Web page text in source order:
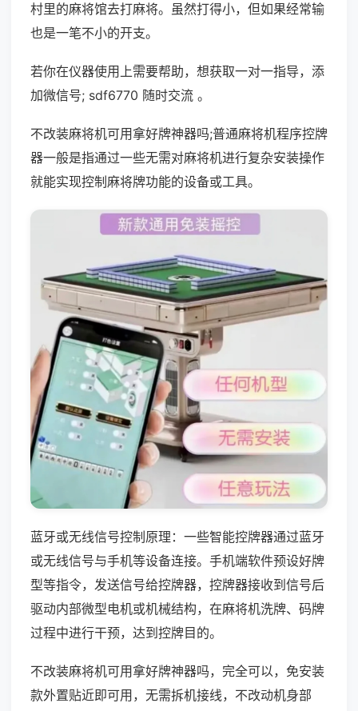
村里的麻将馆去打麻将。虽然打得小，但如果经常输
也是一笔不小的开支。
若你在仪器使用上需要帮助，想获取一对一指导，添
加微信号; sdf6770 随时交流 。
不改装麻将机可用拿好牌神器吗;普通麻将机程序控牌
器一般是指通过一些无需对麻将机进行复杂安装操作
就能实现控制麻将牌功能的设备或工具。
蓝牙或无线信号控制原理：一些智能控牌器通过蓝牙
或无线信号与手机等设备连接。手机端软件预设好牌
型等指令，发送信号给控牌器，控牌器接收到信号后
驱动内部微型电机或机械结构，在麻将机洗牌、码牌
过程中进行干预，达到控牌目的。
不改装麻将机可用拿好牌神器吗，完全可以，免安装
款外置贴近即可用，无需拆机接线，不改动机身部